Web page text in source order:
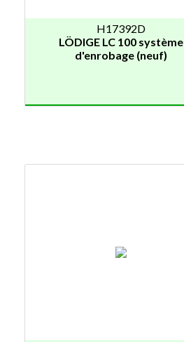
H17392D
LÖDIGE LC 100 système
d'enrobage (neuf)